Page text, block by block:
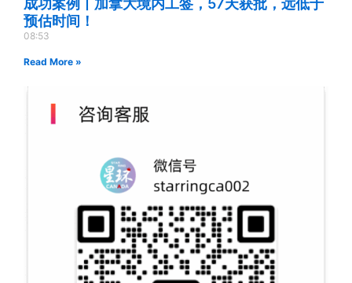
成功案例丨加拿大境内工签，57天获批，远低于
预估时间！
08:53
Read More »